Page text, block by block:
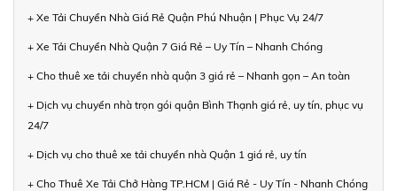
+ Xe Tải Chuyển Nhà Giá Rẻ Quận Phú Nhuận | Phục Vụ 24/7
+ Xe Tải Chuyển Nhà Quận 7 Giá Rẻ – Uy Tín – Nhanh Chóng
+ Cho thuê xe tải chuyển nhà quận 3 giá rẻ – Nhanh gọn – An toàn
+ Dịch vụ chuyển nhà trọn gói quận Bình Thạnh giá rẻ, uy tín, phục vụ
24/7
+ Dịch vụ cho thuê xe tải chuyển nhà Quận 1 giá rẻ, uy tín
+ Cho Thuê Xe Tải Chở Hàng TP.HCM | Giá Rẻ - Uy Tín - Nhanh Chóng